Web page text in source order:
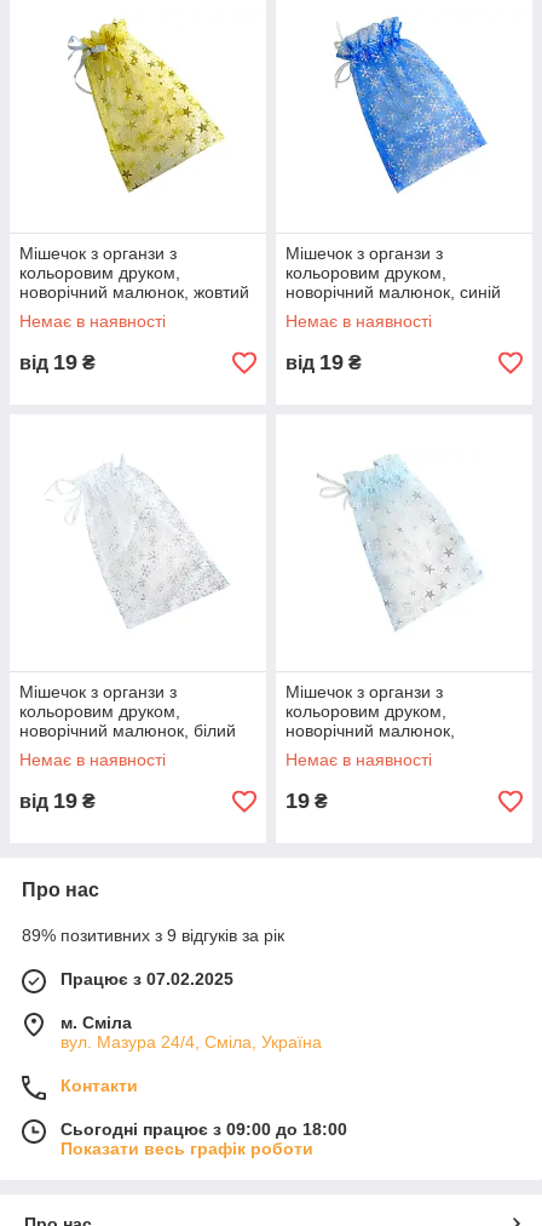
Мішечок з органзи з
кольоровим друком,
новорічний малюнок, жовтий
Немає в наявності
від 19 ₴
Мішечок з органзи з
кольоровим друком,
новорічний малюнок, синій
Немає в наявності
від 19 ₴
Мішечок з органзи з
кольоровим друком,
новорічний малюнок, білий
Немає в наявності
від 19 ₴
Мішечок з органзи з
кольоровим друком,
новорічний малюнок,
блакитний
Немає в наявності
19 ₴
Про нас
89% позитивних з 9 відгуків за рік
Працює з 07.02.2025
м. Сміла
вул. Мазура 24/4, Сміла, Україна
Контакти
Сьогодні працює з 09:00 до 18:00
Показати весь графік роботи